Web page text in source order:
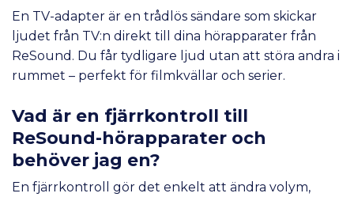
En TV-adapter är en trådlös sändare som skickar
ljudet från TV:n direkt till dina hörapparater från
ReSound. Du får tydligare ljud utan att störa andra i
rummet – perfekt för filmkvällar och serier.
Vad är en fjärrkontroll till
ReSound-hörapparater och
behöver jag en?
En fjärrkontroll gör det enkelt att ändra volym,